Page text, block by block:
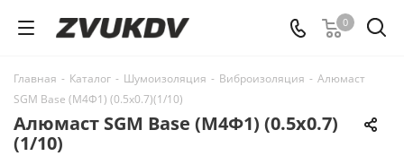
0
Главная - Каталог - Шумоизоляция - Виброизоляция - Алюмаст
SGM Base (М4Ф1) (0.5х0.7)(1/10)
Алюмаст SGM Base (М4Ф1) (0.5х0.7)
(1/10)